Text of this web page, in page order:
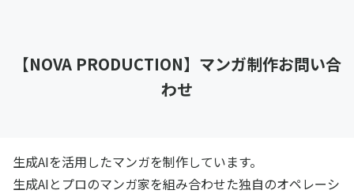
【NOVA PRODUCTION】マンガ制作お問い合
わせ
生成AIを活用したマンガを制作しています。
生成AIとプロのマンガ家を組み合わせた独自のオペレーシ